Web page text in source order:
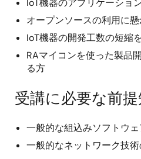
IoT機器のアプリケーショ
オープンソースの利用に
IoT機器の開発工数の短縮
RAマイコンを使った製品
る方
受講に必要な前
一般的な組込みソフトウ
一般的なネットワーク技